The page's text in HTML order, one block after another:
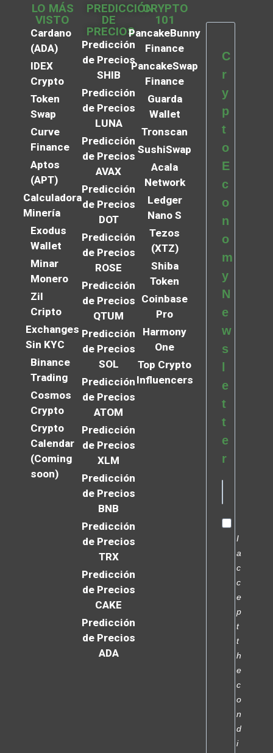
LO MÁS
VISTO
Cardano
(ADA)
IDEX
Crypto
Token
Swap
Curve
Finance
Aptos
(APT)
Calculadora
Minería
Exodus
Wallet
Minar
Monero
Zil
Cripto
Exchanges
Sin KYC
Binance
Trading
Cosmos
Crypto
Crypto
Calendar
(Coming
soon)
PREDICCIÓN
DE
PRECIOS
Predicción
de Precios
SHIB
Predicción
de Precios
LUNA
Predicción
de Precios
AVAX
Predicción
de Precios
DOT
Predicción
de Precios
ROSE
Predicción
de Precios
QTUM
Predicción
de Precios
SOL
Predicción
de Precios
ATOM
Predicción
de Precios
XLM
Predicción
de Precios
BNB
Predicción
de Precios
TRX
Predicción
de Precios
CAKE
Predicción
de Precios
ADA
CRYPTO
101
PancakeBunny
Finance
PancakeSwap
Finance
Guarda
Wallet
Tronscan
SushiSwap
Acala
Network
Ledger
Nano S
Tezos
(XTZ)
Shiba
Token
Coinbase
Pro
Harmony
One
Top Crypto
Influencers
C
r
y
p
t
o
E
c
o
n
o
m
y
N
e
w
s
e
t
t
e
r
I
a
c
c
e
p
t
t
h
e
c
o
n
d
i